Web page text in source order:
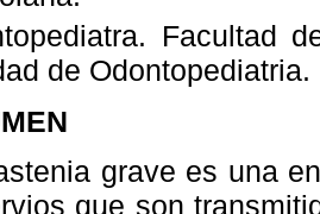
Facultad
de Odontopediatria.
grave es una
que son